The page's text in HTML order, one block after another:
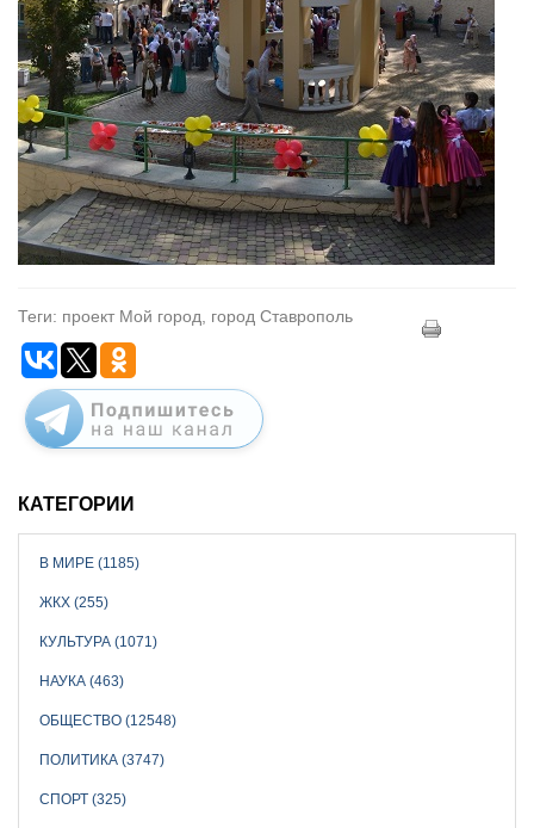
Теги: проект Мой город, город Ставрополь
КАТЕГОРИИ
В МИРЕ (1185)
ЖКХ (255)
КУЛЬТУРА (1071)
НАУКА (463)
ОБЩЕСТВО (12548)
ПОЛИТИКА (3747)
СПОРТ (325)